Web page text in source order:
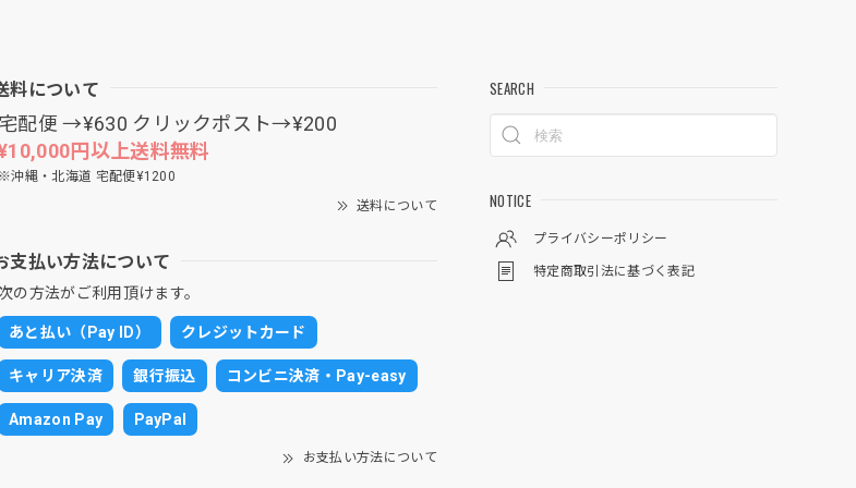
料について
宅配便 →¥630 クリックポスト→¥200
円以上送料無料
※沖縄・北海道 宅配便¥1200
送料について
支払い方法について
の方法がご利用頂けます。
あと払い（Pay ID） クレジットカード
キャリア決済 銀行振込 コンビニ決済・Pay-easy
Amazon Pay PayPal
お支払い方法について
SEARCH
NOTICE
プライバシーポリシー
特定商取引法に基づく表記